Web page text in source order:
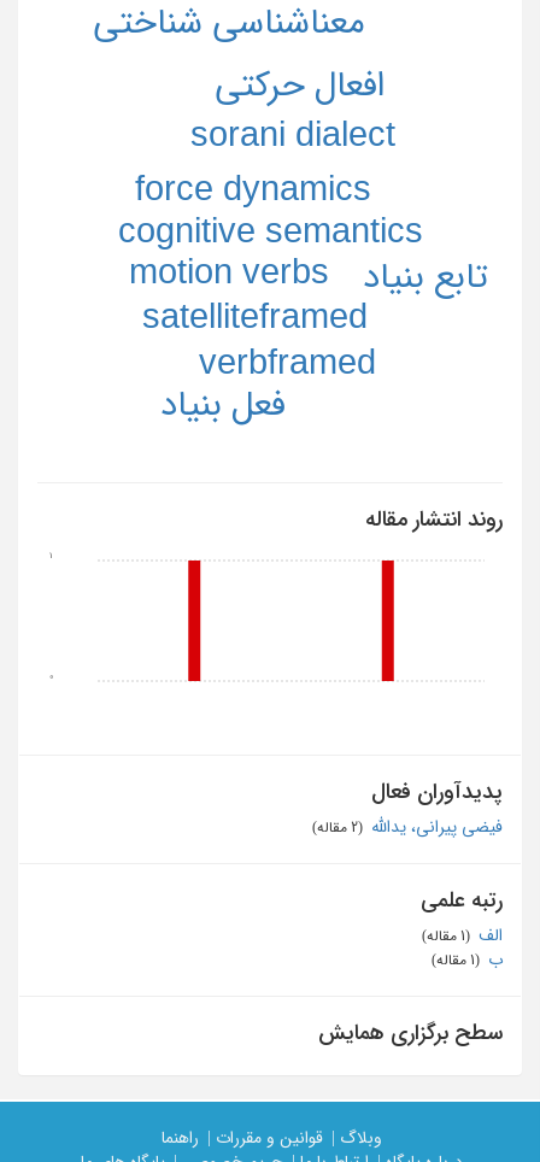
cognitive semantics
force dynamics
motion verbs
satelliteframed
sorani dialect
verbframed
افعال حركتي
تابع بنياد
فعل بنياد
معناشناسي شناختي
روند انتشار مقاله
پدیدآوران فعال
فیضی پیرانی، یدالله
رتبه علمی
الف
ب
سطح برگزاری همایش
وبلاگ | قوانین و مقررات |
راهنما